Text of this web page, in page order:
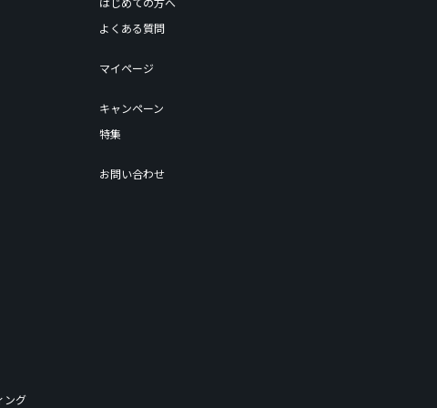
ング
よくある質問
マイページ
キャンペーン
特集
お問い合わせ